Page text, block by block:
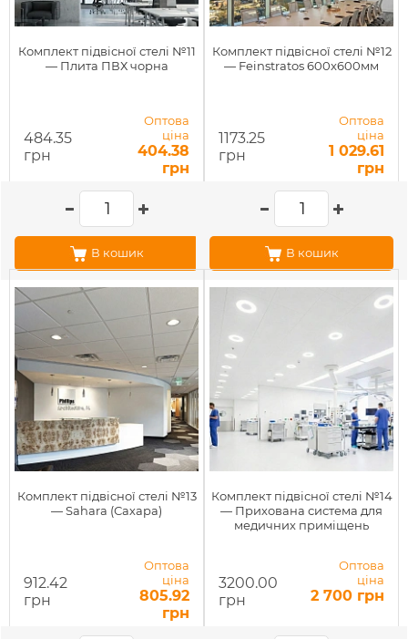
Комплект підвісної стелі №11
— Плита ПВХ чорна
484.35
грн
Оптова
ціна
404.38
грн
В кошик
Комплект підвісної стелі №12
— Feinstratos 600x600мм
1173.25
грн
Оптова
ціна
1 029.61
грн
В кошик
Комплект підвісної стелі №13
— Sahara (Сахара)
912.42
грн
Оптова
ціна
805.92
грн
Комплект підвісної стелі №14
— Прихована система для
медичних приміщень
3200.00
грн
Оптова
ціна
2 700 грн